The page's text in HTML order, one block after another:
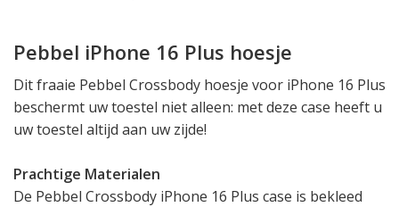
Pebbel iPhone 16 Plus hoesje
Dit fraaie Pebbel Crossbody hoesje voor iPhone 16 Plus
beschermt uw toestel niet alleen: met deze case heeft u
uw toestel altijd aan uw zijde!
Prachtige Materialen
De Pebbel Crossbody iPhone 16 Plus case is bekleed